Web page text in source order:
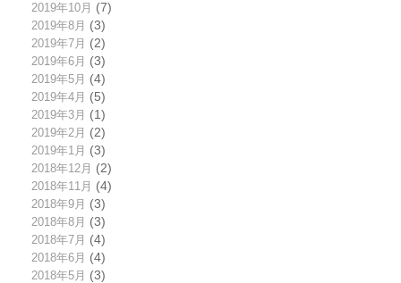
2019年10月 (7)
2019年8月 (3)
2019年7月 (2)
2019年6月 (3)
2019年5月 (4)
2019年4月 (5)
2019年3月 (1)
2019年2月 (2)
2019年1月 (3)
2018年12月 (2)
2018年11月 (4)
2018年9月 (3)
2018年8月 (3)
2018年7月 (4)
2018年6月 (4)
2018年5月 (3)